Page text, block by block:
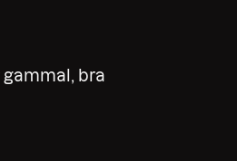
gammal, bra